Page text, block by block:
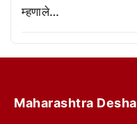
म्हणाले…
Maharashtra Desha